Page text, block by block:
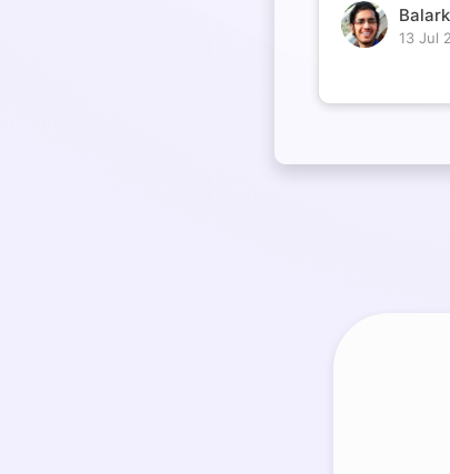
13 Jul